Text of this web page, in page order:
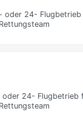
24-
24-